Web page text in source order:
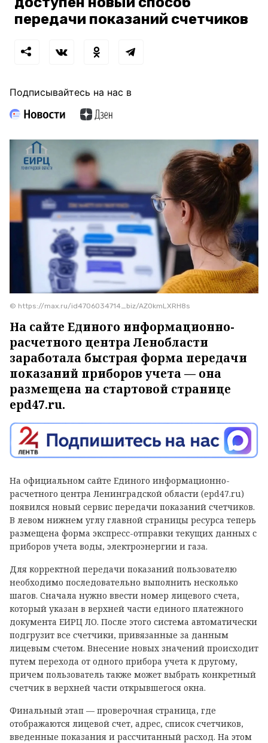
передачи показаний счетчиков
Подписывайтесь на нас в
© https://max.ru/id4706034714_biz/AZ0kmLXRH8s
На сайте Единого информационно-
расчетного центра Ленобласти
заработала быстрая форма передачи
показаний приборов учета — она
размещена на стартовой странице
epd47.ru.
На официальном сайте Единого информационно-
расчетного центра Ленинградской области (epd47.ru)
появился новый сервис передачи показаний счетчиков.
В левом нижнем углу главной страницы ресурса теперь
размещена форма экспресс-отправки текущих данных с
приборов учета воды, электроэнергии и газа.
Для корректной передачи показаний пользователю
необходимо последовательно выполнить несколько
шагов. Сначала нужно ввести номер лицевого счета,
который указан в верхней части единого платежного
документа ЕИРЦ ЛО. После этого система автоматически
подгрузит все счетчики, привязанные за данным
лицевым счетом. Внесение новых значений происходит
путем перехода от одного прибора учета к другому,
причем пользователь также может выбрать конкретный
счетчик в верхней части открывшегося окна.
Финальный этап — проверочная страница, где
отображаются лицевой счет, адрес, список счетчиков,
введенные показания и рассчитанный расход. На этом